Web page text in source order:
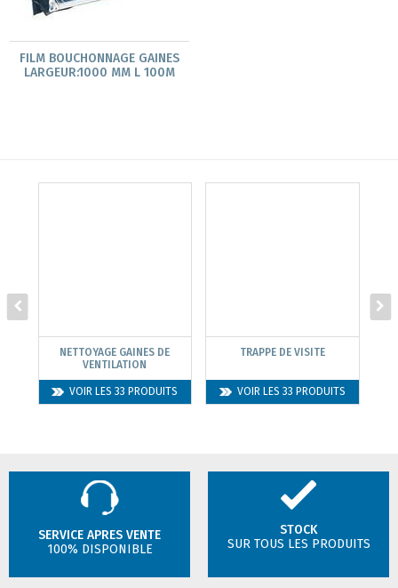
FILM BOUCHONNAGE GAINES
LARGEUR:1000 MM L 100M
NETTOYAGE GAINES DE
VENTILATION
VOIR LES 33 PRODUITS
TRAPPE DE VISITE
VOIR LES 33 PRODUITS
SERVICE APRES VENTE
100% DISPONIBLE
STOCK
SUR TOUS LES PRODUITS